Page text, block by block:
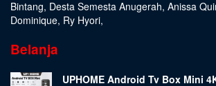
Bintang, Desta Semesta Anugerah, Anissa
Dominique, Ry Hyori,
Belanja
UPHOME Android Tv Box Mini